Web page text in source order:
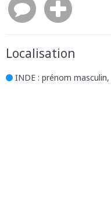
Localisation
INDE : prénom